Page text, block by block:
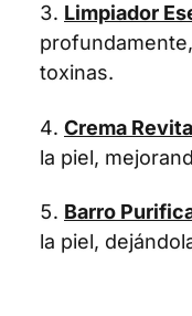
Limpiador
toxinas.
Crema
la piel,
Barro
la piel,